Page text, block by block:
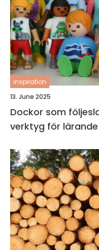
inspiration
13. June 2025
Dockor som
verktyg för lärande